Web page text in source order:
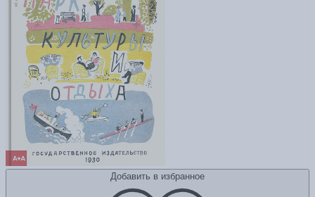
Добавить в избранное